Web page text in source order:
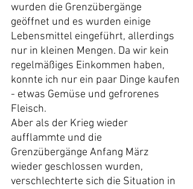
wurden die Grenzübergänge
geöffnet und es wurden einige
Lebensmittel eingeführt, allerdings
nur in kleinen Mengen. Da wir kein
regelmäßiges Einkommen haben,
konnte ich nur ein paar Dinge kaufen
- etwas Gemüse und gefrorenes
Fleisch.
Aber als der Krieg wieder
aufflammte und die
Grenzübergänge Anfang März
wieder geschlossen wurden,
verschlechterte sich die Situation in